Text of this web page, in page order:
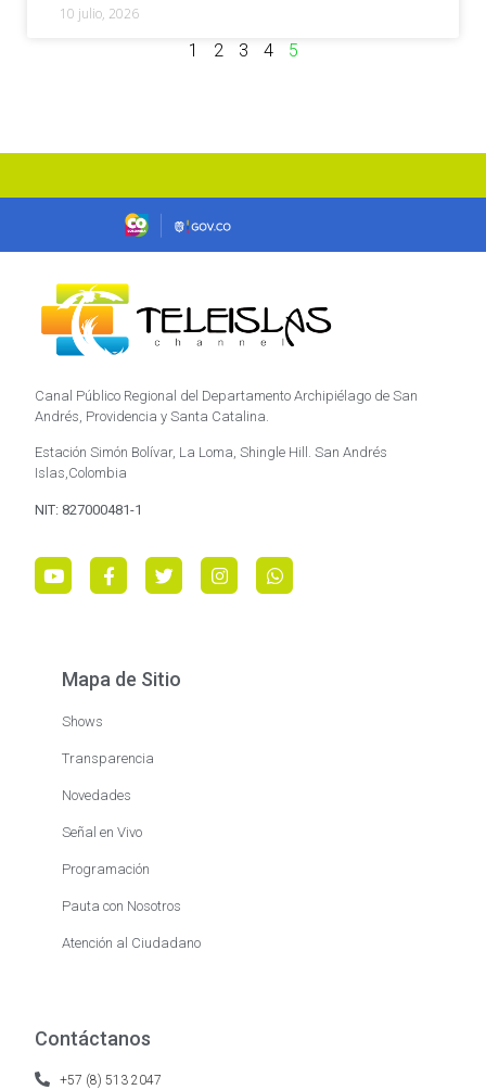
10 julio, 2026
1 2 3 4 5
Canal Público Regional del Departamento Archipiélago de San
Andrés, Providencia y Santa Catalina.
Estación Simón Bolívar, La Loma, Shingle Hill. San Andrés
Islas,Colombia
NIT: 827000481-1
Mapa de Sitio
Shows
Transparencia
Novedades
Señal en Vivo
Programación
Pauta con Nosotros
Atención al Ciudadano
Contáctanos
+57 (8) 513 2047